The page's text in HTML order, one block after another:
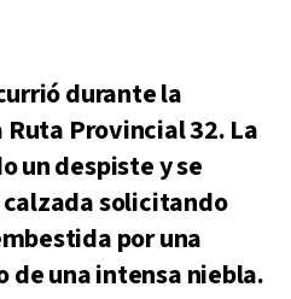
durante la
Provincial 32. La
un despiste y se
solicitando
por una
de una intensa niebla.